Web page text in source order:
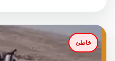
خاطئ